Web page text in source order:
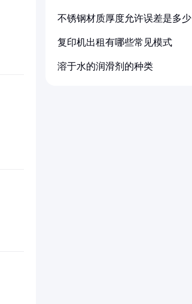
不锈钢材质厚度允许误差是多少
复印机出租有哪些常见模式
溶于水的润滑剂的种类